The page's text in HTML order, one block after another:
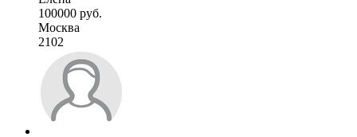
100000 руб.
Москва
2102